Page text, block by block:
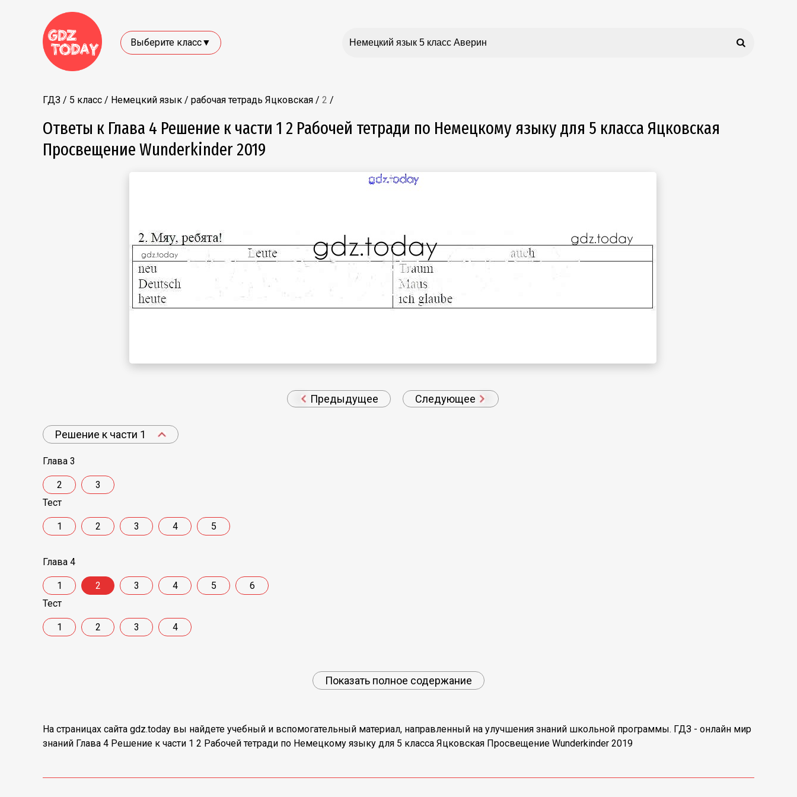
Выберите класс▼
ГДЗ / 5 класс / Немецкий язык / рабочая тетрадь Яцковская / 2 /
Ответы к Глава 4 Решение к части 1 2 Рабочей тетради по Немецкому языку для 5 класса Яцковская
Просвещение Wunderkinder 2019
Предыдущее Следующее
Решение к части 1
Глава 3
2
3
Тест
1 2 3 4 5
Глава 4
1 2 3 4 5
6
Тест
1 2 3 4
Показать полное содержание
На страницах сайта gdz.today вы найдете учебный и вспомогательный материал, направленный на улучшения знаний школьной программы. ГДЗ - онлайн мир
знаний Глава 4 Решение к части 1 2 Рабочей тетради по Немецкому языку для 5 класса Яцковская Просвещение Wunderkinder 2019